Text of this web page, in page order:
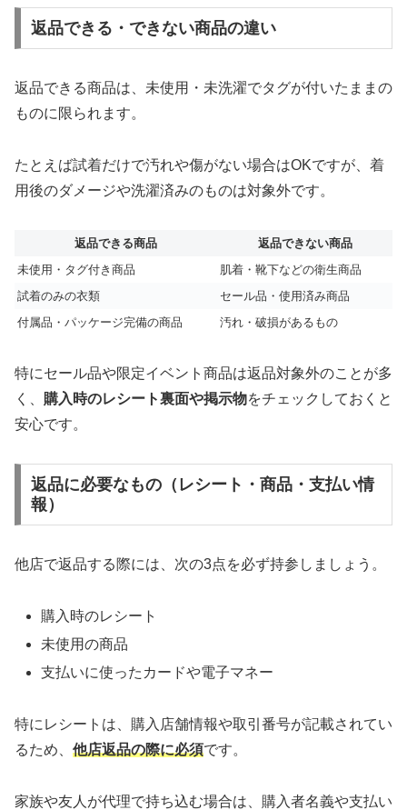
返品できる・できない商品の違い
返品できる商品は、未使用・未洗濯でタグが付いたままの
ものに限られます。
たとえば試着だけで汚れや傷がない場合はOKですが、着
用後のダメージや洗濯済みのものは対象外です。
返品できる商品
返品できない商品
未使用・タグ付き商品
肌着・靴下などの衛生商品
試着のみの衣類
セール品・使用済み商品
付属品・パッケージ完備の商品
汚れ・破損があるもの
特にセール品や限定イベント商品は返品対象外のことが多
く、 購入時のレシート裏面や掲示物をチェックしておくと
安心です。
返品に必要なもの（レシート・商品・支払い情
報）
他店で返品する際には、次の3点を必ず持参しましょう。
購入時のレシート
未使用の商品
支払いに使ったカードや電子マネー
特にレシートは、購入店舗情報や取引番号が記載されてい
るため、 他店返品の際に必須です。
家族や友人が代理で持ち込む場合は、購入者名義や支払い